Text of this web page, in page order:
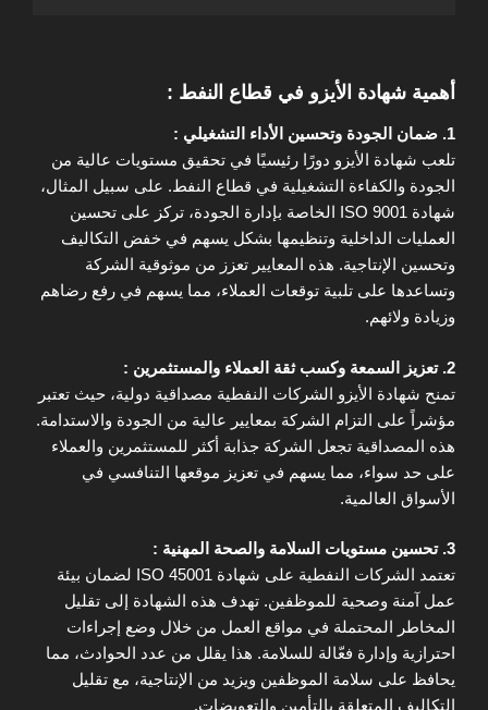
أهمية شهادة الأيزو في قطاع النفط :
1. ضمان الجودة وتحسين الأداء التشغيلي :
تلعب شهادة الأيزو دورًا رئيسيًا في تحقيق مستويات عالية من
الجودة والكفاءة التشغيلية في قطاع النفط. على سبيل المثال،
شهادة ISO 9001 الخاصة بإدارة الجودة، تركز على تحسين
العمليات الداخلية وتنظيمها بشكل يسهم في خفض التكاليف
وتحسين الإنتاجية. هذه المعايير تعزز من موثوقية الشركة
وتساعدها على تلبية توقعات العملاء، مما يسهم في رفع رضاهم
وزيادة ولائهم.
2. تعزيز السمعة وكسب ثقة العملاء والمستثمرين :
تمنح شهادة الأيزو الشركات النفطية مصداقية دولية، حيث تعتبر
مؤشراً على التزام الشركة بمعايير عالية من الجودة والاستدامة.
هذه المصداقية تجعل الشركة جذابة أكثر للمستثمرين والعملاء
على حد سواء، مما يسهم في تعزيز موقعها التنافسي في
الأسواق العالمية.
3. تحسين مستويات السلامة والصحة المهنية :
تعتمد الشركات النفطية على شهادة ISO 45001 لضمان بيئة
عمل آمنة وصحية للموظفين. تهدف هذه الشهادة إلى تقليل
المخاطر المحتملة في مواقع العمل من خلال وضع إجراءات
احترازية وإدارة فعّالة للسلامة. هذا يقلل من عدد الحوادث، مما
يحافظ على سلامة الموظفين ويزيد من الإنتاجية، مع تقليل
التكاليف المتعلقة بالتأمين والتعويضات.